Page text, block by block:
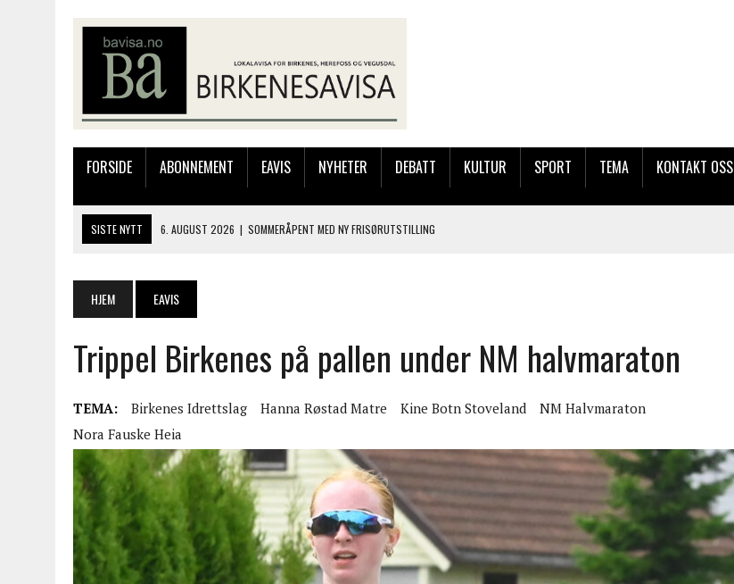
FORSIDE ABONNEMENT EAVIS NYHETER DEBATT KULTUR SPORT TEMA KONTAKT OSS
SISTE NYTT 6. AUGUST 2026 | SOMMERÅPENT MED NY FRISØRUTSTILLING
4. AUGUST 2026 | MUSIKANTER FRA BIRKELAND STORKOSTE SEG PÅ LYNGDALSKURSENE
6. AUGUST 2026
| FRA BARNDOMSMINNER TIL NYE OPPLEVELSER PÅ FLAKK GÅRD
HJEM EAVIS
Trippel Birkenes på pallen under NM halvmaraton
TEMA: Birkenes Idrettslag Hanna Røstad Matre Kine Botn Stoveland
NM Halvmaraton
Nora Fauske Heia